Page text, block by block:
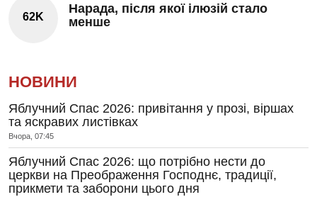
62K
Нарада, після якої ілюзій стало
менше
НОВИНИ
Яблучний Спас 2026: привітання у прозі, віршах
та яскравих листівках
Вчора, 07:45
Яблучний Спас 2026: що потрібно нести до
церкви на Преображення Господнє, традиції,
прикмети та заборони цього дня